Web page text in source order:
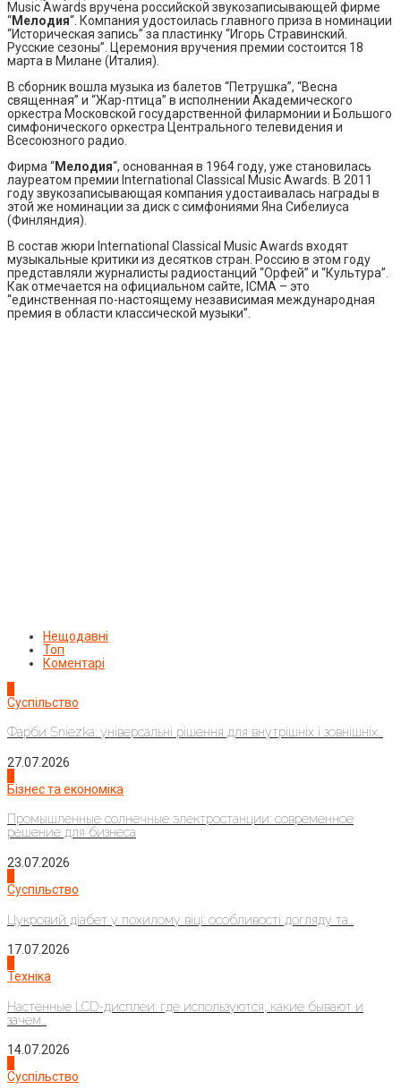
Music Awards вручена российской звукозаписывающей фирме
“Мелодия“. Компания удостоилась главного приза в номинации
“Историческая запись” за пластинку “Игорь Стравинский.
Русские сезоны”. Церемония вручения премии состоится 18
марта в Милане (Италия).
В сборник вошла музыка из балетов “Петрушка”, “Весна
священная” и “Жар-птица” в исполнении Академического
оркестра Московской государственной филармонии и Большого
симфонического оркестра Центрального телевидения и
Всесоюзного радио.
Фирма “Мелодия“, основанная в 1964 году, уже становилась
лауреатом премии International Classical Music Awards. В 2011
году звукозаписывающая компания удостаивалась награды в
этой же номинации за диск с симфониями Яна Сибелиуса
(Финляндия).
В состав жюри International Classical Music Awards входят
музыкальные критики из десятков стран. Россию в этом году
представляли журналисты радиостанций “Орфей” и “Культура”.
Как отмечается на официальном сайте, ICMA – это
“единственная по-настоящему независимая международная
премия в области классической музыки”.
Нещодавні
Топ
Коментарі
Суспільство
Фарби Sniezka: універсальні рішення для внутрішніх і зовнішніх...
27.07.2026
Бізнес та економіка
Промышленные солнечные электростанции: современное
решение для бизнеса
23.07.2026
Суспільство
Цукровий діабет у похилому віці: особливості догляду та...
17.07.2026
Техніка
Настенные LCD-дисплеи: где используются, какие бывают и
зачем...
14.07.2026
Суспільство